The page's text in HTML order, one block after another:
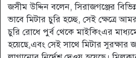
জসীম উদ্দিন বলেন, সিরাজগঞ্জের
ভাবে মিটার চুরি হচ্ছে, সেই ক্ষেত্রে
চুরি রোধে পুর্ব থেকে মাইকিংএর
হয়েছে,এবং সেই সাথে মিটার সুরক্ষার